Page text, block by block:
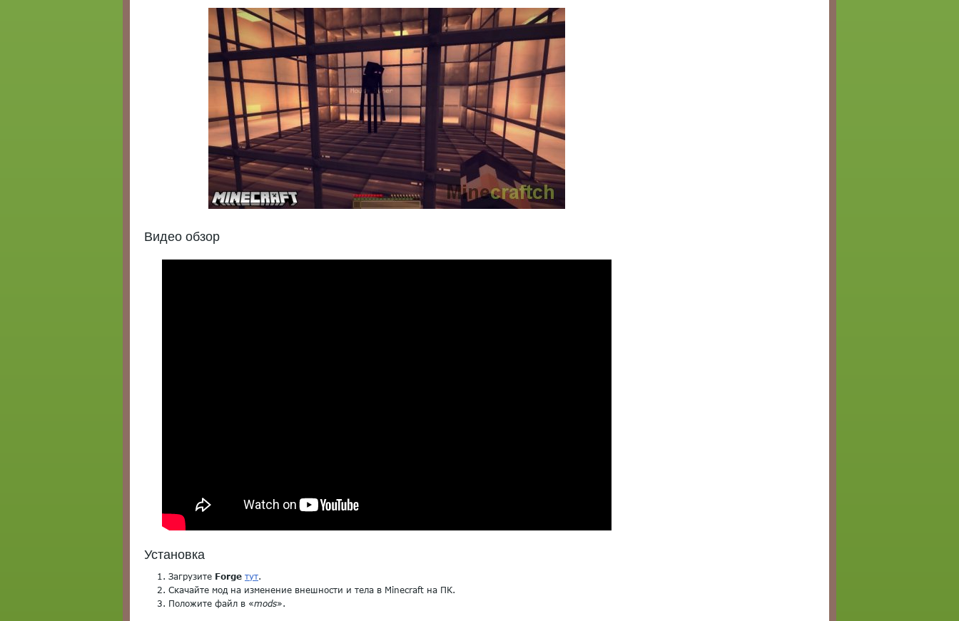
Видео обзор
Установка
Загрузите Forge тут.
Скачайте мод на изменение внешности и тела в Minecraft на ПК.
Положите файл в «mods».